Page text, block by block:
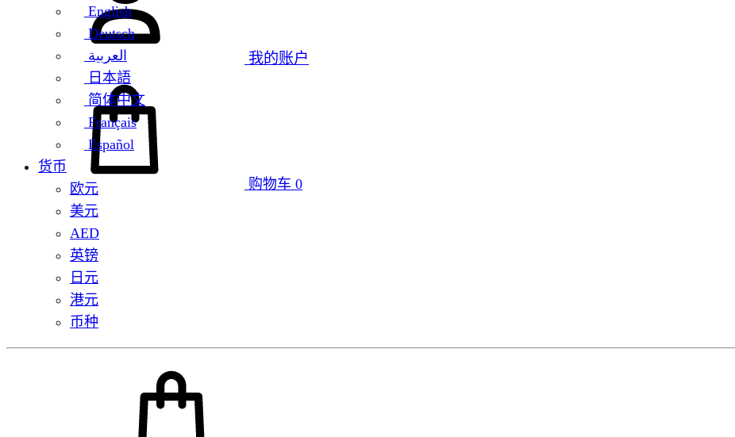
我的账户
购物车 0
English
Deutsch
العربية
日本語
简体中文
Français
Español
货币
欧元
美元
AED
英镑
日元
港元
币种